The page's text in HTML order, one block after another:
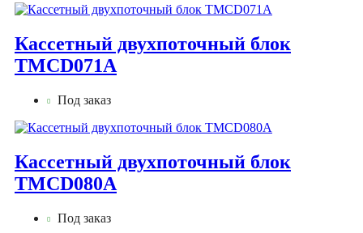
Кассетный двухпоточный блок
TMCD071А
Под заказ
Кассетный двухпоточный блок
TMCD080А
Под заказ